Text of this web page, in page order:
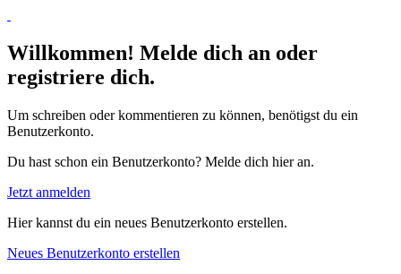
Willkommen! Melde dich an oder
registriere dich.
Um schreiben oder kommentieren zu können, benötigst du ein
Benutzerkonto.
Du hast schon ein Benutzerkonto? Melde dich hier an.
Jetzt anmelden
Hier kannst du ein neues Benutzerkonto erstellen.
Neues Benutzerkonto erstellen